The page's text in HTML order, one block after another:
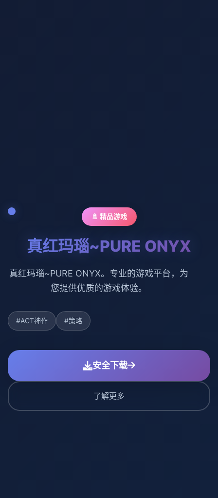
🚿 精品游戏
真红玛瑙~PURE ONYX
真红玛瑙~PURE ONYX。专业的游戏平台，为
您提供优质的游戏体验。
#ACT神作 #策略
安全下载
了解更多